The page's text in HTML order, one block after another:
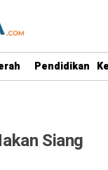
Pendidikan
Siang